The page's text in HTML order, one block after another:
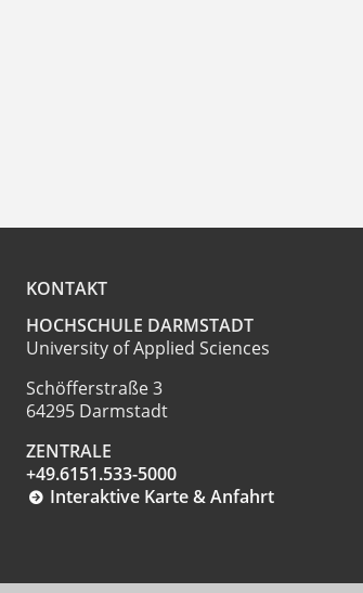
KONTAKT
HOCHSCHULE DARMSTADT
University of Applied Sciences
Schöfferstraße 3
64295 Darmstadt
ZENTRALE
+49.6151.533-5000
Interaktive Karte & Anfahrt